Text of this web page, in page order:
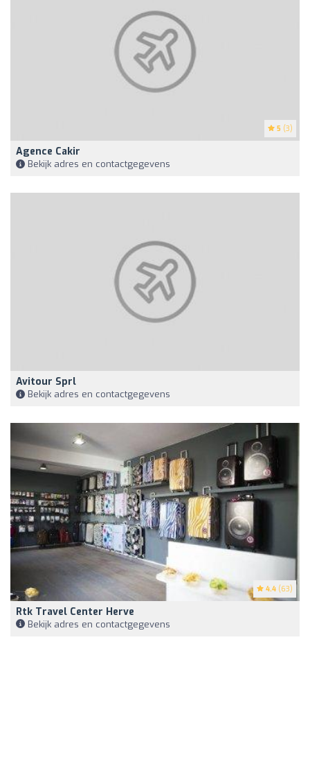
5 (3)
Agence Cakir
Bekijk adres en contactgegevens
Avitour Sprl
Bekijk adres en contactgegevens
4.4 (63)
Rtk Travel Center Herve
Bekijk adres en contactgegevens